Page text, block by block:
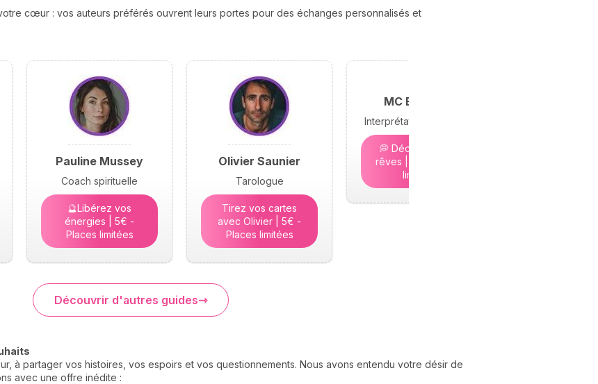
cœur : vos auteurs préférés ouvrent leurs portes pour des échanges personnalisés et
Pauline Mussey
Coach spirituelle
🔮Libérez vos
énergies | 5€ -
Places limitées
Olivier Saunier
Tarologue
Tirez vos cartes
avec Olivier | 5€ -
Places limitées
MC Bramond
Interprétation des rêves
💭 Décryptez vos
rêves | 5€ - Places
limitées
Découvrir d'autres guides
à partager vos histoires, vos espoirs et vos questionnements. Nous avons entendu votre désir de
avec une offre inédite :